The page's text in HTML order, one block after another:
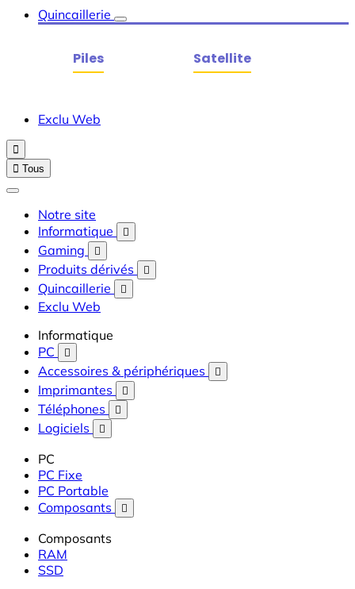
Quincaillerie
Piles Satellite
Exclu Web

 Tous
Notre site
Informatique

Gaming 
Produits dérivés 
Quincaillerie 
Exclu Web
Informatique
PC

Accessoires & périphériques 
Imprimantes 
Téléphones 
Logiciels 
PC
PC Fixe
PC Portable
Composants

Composants
RAM
SSD